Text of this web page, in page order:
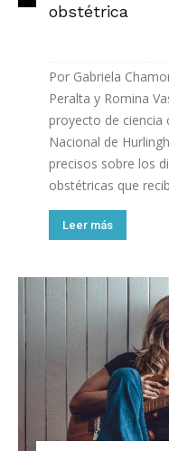
obstétrica
Por Gabriela
Peralta y Romina
proyecto de ciencia
Nacional de
precisos sobre los
obstétricas que
Leer más